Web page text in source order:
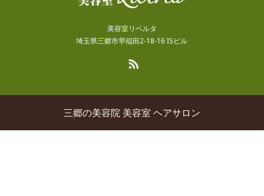
美容室リベルタ
埼玉県三郷市早稲田2-18-16 ISビル
三郷の美容院 美容室 ヘアサロン